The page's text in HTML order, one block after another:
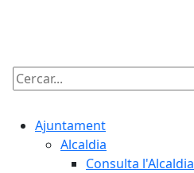
Cercar:
Ajuntament
Alcaldia
Consulta l'Alcaldia